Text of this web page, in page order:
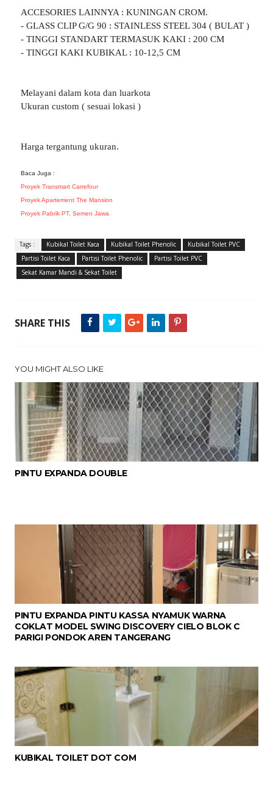
ACCESORIES LAINNYA : KUNINGAN CROM.
- GLASS CLIP G/G 90 : STAINLESS STEEL 304 ( BULAT )
- TINGGI STANDART TERMASUK KAKI : 200 CM
- TINGGI KAKI KUBIKAL : 10-12,5 CM
Melayani dalam kota dan luarkota
Ukuran custom ( sesuai lokasi )
Harga tergantung ukuran.
Baca Juga :
Proyek Transmart Carrefour
Proyek Apartement The Mansion
Proyek Pabrik PT. Semen Jawa
Tags : Kubikal Toilet Kaca Kubikal Toilet Phenolic
Kubikal Toilet PVC
Partisi Toilet Kaca
Partisi Toilet Phenolic
Partisi Toilet PVC
Sekat Kamar Mandi & Sekat Toilet
SHARE THIS
YOU MIGHT ALSO LIKE
PINTU EXPANDA DOUBLE
PINTU EXPANDA PINTU KASSA NYAMUK WARNA
COKLAT MODEL SWING DISCOVERY CIELO BLOK C
PARIGI PONDOK AREN TANGERANG
KUBIKAL TOILET DOT COM